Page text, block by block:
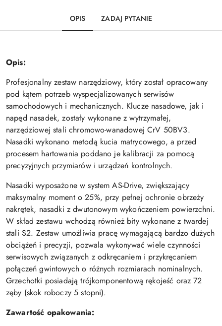
OPIS ZADAJ PYTANIE
Opis:
Profesjonalny zestaw narzędziowy, który został opracowany
pod kątem potrzeb wyspecjalizowanych serwisów
samochodowych i mechanicznych. Klucze nasadowe, jak i
napęd nasadek, zostały wykonane z wytrzymałej,
narzędziowej stali chromowo-wanadowej CrV 50BV3.
Nasadki wykonano metodą kucia matrycowego, a przed
procesem hartowania poddano je kalibracji za pomocą
precyzyjnych przymiarów i urządzeń kontrolnych.
Nasadki wyposażone w system AS-Drive, zwiększający
maksymalny moment o 25%, przy pełnej ochronie obrzeży
nakrętek, nasadki z dwutonowym wykończeniem powierzchni.
W skład zestawu wchodzą również bity wykonane z twardej
stali S2. Zestaw umożliwia pracę wymagającą bardzo dużych
obciążeń i precyzji, pozwala wykonywać wiele czynności
serwisowych związanych z odkręcaniem i przykręcaniem
połączeń gwintowych o różnych rozmiarach nominalnych.
Grzechotki posiadają trójkomponentową rękojeść oraz 72
zęby (skok roboczy 5 stopni).
Zawartość opakowania: